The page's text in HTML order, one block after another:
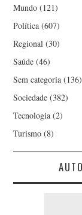
Mundo (121)
Política (607)
Regional (30)
Saúde (46)
Sem categoria (136)
Sociedade (382)
Tecnologia (2)
Turismo (8)